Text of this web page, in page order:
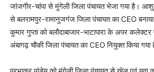
जांजगीर-चांपा से मुंगेली जिला पंचायत भेजा गया है।
से बलरामपुर-रामानुजगंज जिला पंचायत का CEO
कुमार गुप्ता को बलौदाबाजार-भाटापारा के अपर
अंबागढ़ चौकी जिला पंचायत का CEO नियुक्त किया गया